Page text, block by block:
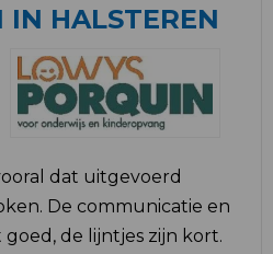
IN HALSTEREN
dat uitgevoerd
De communicatie en
de lijntjes zijn kort.